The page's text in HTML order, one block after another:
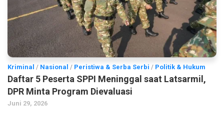
Kriminal / Nasional / Peristiwa & Serba Serbi / Politik & Hukum
Daftar 5 Peserta SPPI Meninggal saat Latsarmil,
DPR Minta Program Dievaluasi
Juni 29, 2026